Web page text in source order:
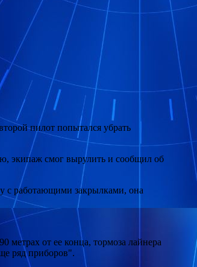
пилот попытался убрать
экипаж смог вырулить и сообщил об
с работающими закрылками, она
от ее конца, тормоза лайнера
ряд приборов".